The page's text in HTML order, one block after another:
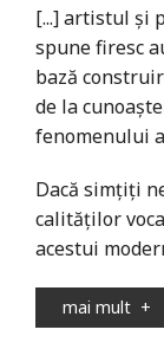
[...] artistul şi
spune firesc
bază
de la
fenomenului
Dacă simţiţi
calităţilor
acestui
mai mult +